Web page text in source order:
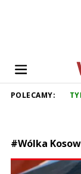
POLECAMY:
#Wólka